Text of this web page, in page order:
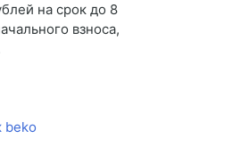
на срок до 8
взноса,